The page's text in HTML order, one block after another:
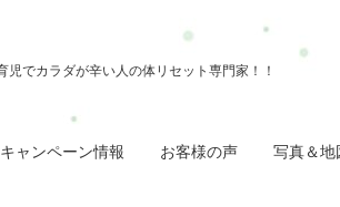
キャンペーン情報 お客様の声 写真＆地